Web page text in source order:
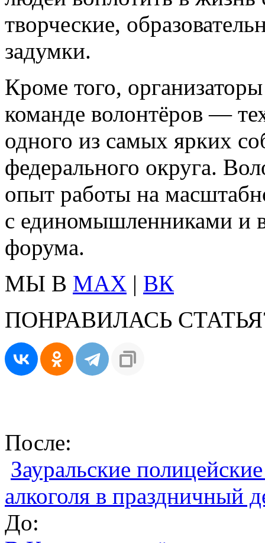
творческие,
задумки.
Кроме того,
команде волонтёров —
одного из самых ярких
федерального округа.
опыт работы на
с единомышленниками и
форума.
МЫ В MAX | ВК
ПОНРАВИЛАСЬ
После:
Зауральские
алкоголя в праздничный
До: